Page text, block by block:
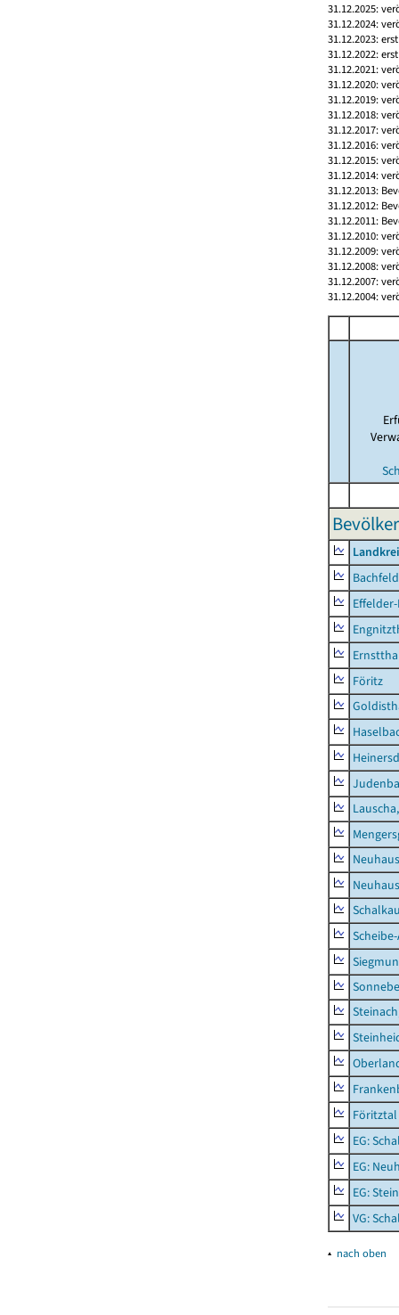
31.12.2025:
31.12.2024:
31.12.2023:
31.12.2022:
31.12.2021:
31.12.2020:
31.12.2019:
31.12.2018:
31.12.2017:
31.12.2016:
31.12.2015:
31.12.2014:
31.12.2013:
31.12.2012:
31.12.2011:
31.12.2010:
31.12.2009:
31.12.2008:
31.12.2007:
31.12.2004:
Bachfeld
Föritz
Föritztal
EG:
EG:
EG:
VG:
▴ nach oben